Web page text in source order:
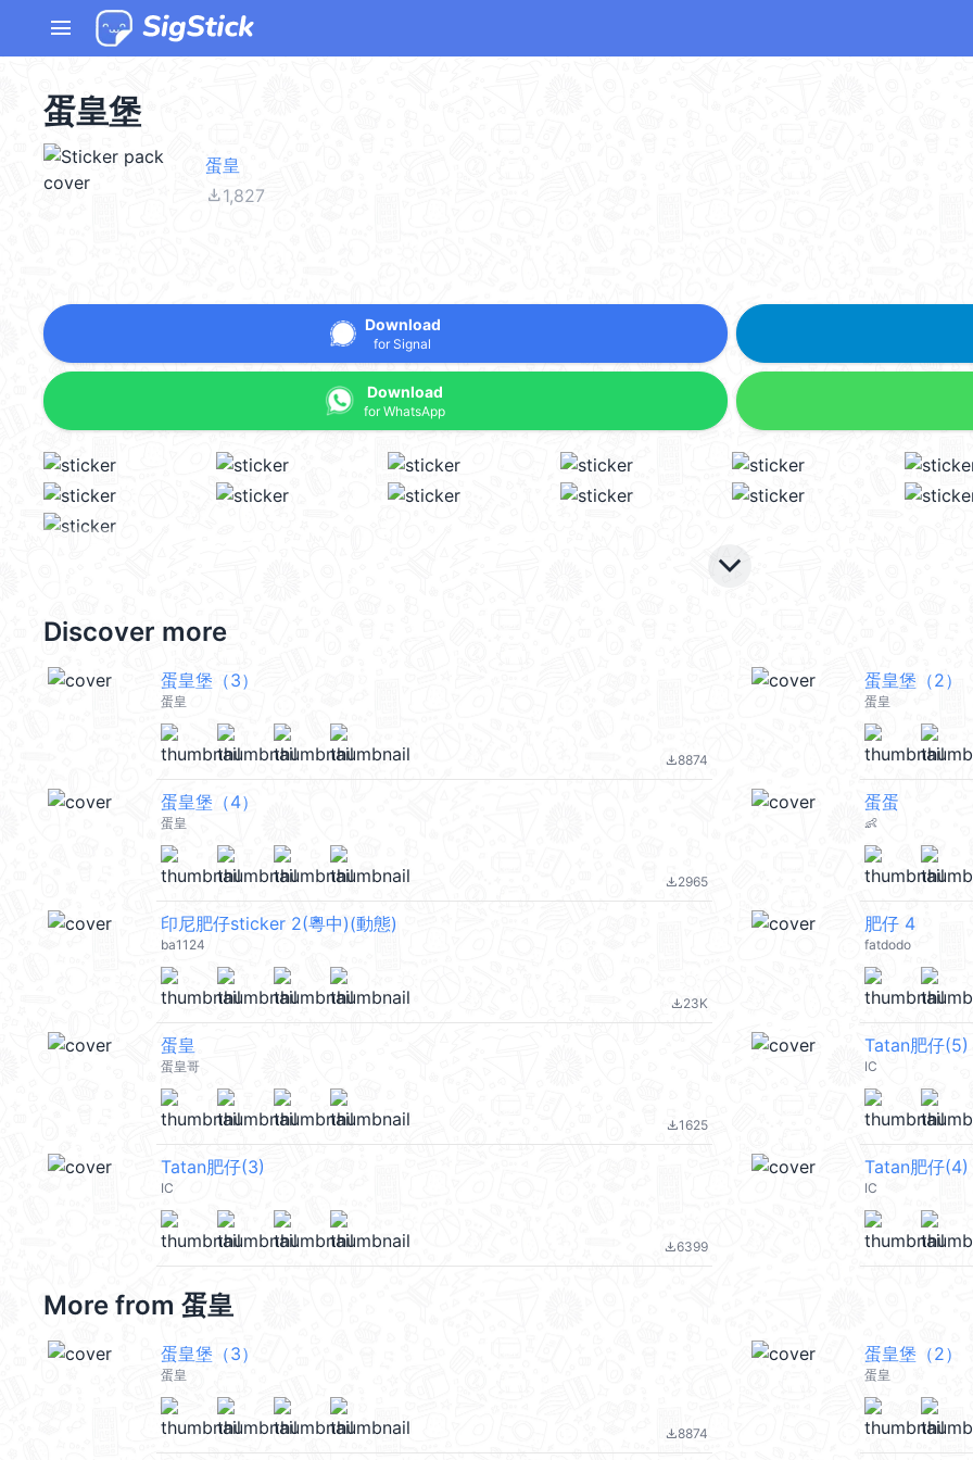
menu
蛋皇堡
蛋皇
file_download1,827
Download
for Signal
Download
for WhatsApp
keyboard_arrow_down
Discover more
蛋皇堡（3）
蛋皇
file_download8874
蛋皇堡（2）
蛋皇
蛋皇堡（4）
蛋皇
file_download2965
蛋蛋
👶
印尼肥仔sticker 2(粵中)(動態)
ba1124
file_download23K
肥仔 4
fatdodo
蛋皇
蛋皇哥
file_download1625
Tatan肥仔(5)
IC
Tatan肥仔(3)
IC
file_download6399
Tatan肥仔(4)
IC
More from 蛋皇
蛋皇堡（3）
蛋皇
file_download8874
蛋皇堡（2）
蛋皇